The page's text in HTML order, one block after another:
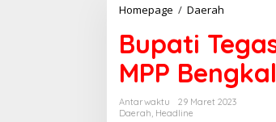
Homepage / Daerah
PD
Bagun
Sinergi,
Wujudkan
MPP
Bupati
MPP
Antarwaktu
29 Maret 2023
Daerah, Headline